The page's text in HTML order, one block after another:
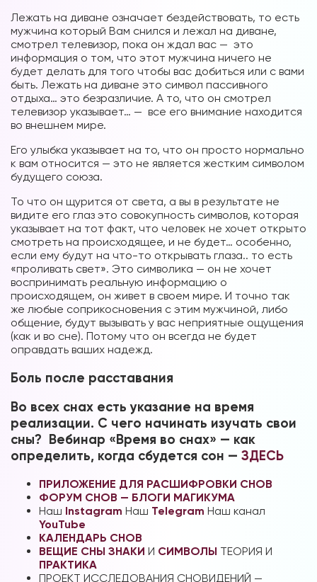
Лежать на диване означает бездействовать, то есть
мужчина который Вам снился и лежал на диване,
смотрел телевизор, пока он ждал вас — это
информация о том, что этот мужчина ничего не
будет делать для того чтобы вас добиться или с вами
быть. Лежать на диване это символ пассивного
отдыха… это безразличие. А то, что он смотрел
телевизор указывает… — все его внимание находится
во внешнем мире.
Его улыбка указывает на то, что он просто нормально
к вам относится — это не является жестким символом
будущего союза.
То что он щурится от света, а вы в результате не
видите его глаз это совокупность символов, которая
указывает на тот факт, что человек не хочет открыто
смотреть на происходящее, и не будет… особенно,
если ему будут на что-то открывать глаза.. то есть
«проливать свет». Это символика — он не хочет
воспринимать реальную информацию о
происходящем, он живет в своем мире. И точно так
же любые соприкосновения с этим мужчиной, либо
общение, будут вызывать у вас неприятные ощущения
(как и во сне). Потому что он всегда не будет
оправдать ваших надежд.
Боль после расставания
Во всех снах есть указание на время
реализации. С чего начинать изучать свои
сны? Вебинар «Время во снах» — как
определить, когда сбудется сон — ЗДЕСЬ
ПРИЛОЖЕНИЕ ДЛЯ РАСШИФРОВКИ СНОВ
ФОРУМ СНОВ — БЛОГИ МАГИКУМА
Наш Instagram Наш Telegram Наш канал
YouTube
КАЛЕНДАРЬ СНОВ
ВЕЩИЕ СНЫ ЗНАКИ И СИМВОЛЫ ТЕОРИЯ И
ПРАКТИКА
ПРОЕКТ ИССЛЕДОВАНИЯ СНОВИДЕНИЙ —